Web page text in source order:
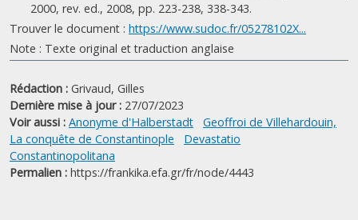
2000, rev. ed., 2008, pp. 223-238, 338-343.
Trouver le document : https://www.sudoc.fr/05278102X...
Note : Texte original et traduction anglaise
Rédaction : Grivaud, Gilles
Dernière mise à jour : 27/07/2023
Voir aussi : Anonyme d'Halberstadt
Geoffroi de Villehardouin,
La conquête de Constantinople
Devastatio
Constantinopolitana
Permalien : https://frankika.efa.gr/fr/node/4443